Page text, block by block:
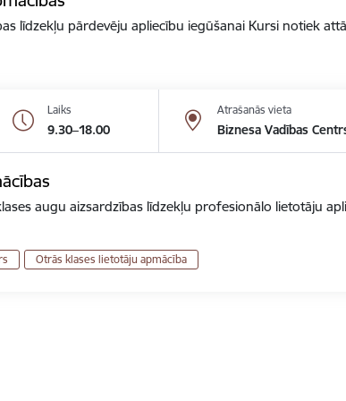
līdzekļu pārdevēju apliecību iegūšanai Kursi notiek
Laiks
9.30–18.00
Atrašanās vieta
Biznesa Vadības
augu aizsardzības līdzekļu profesionālo lietotāju
Otrās klases lietotāju apmācība